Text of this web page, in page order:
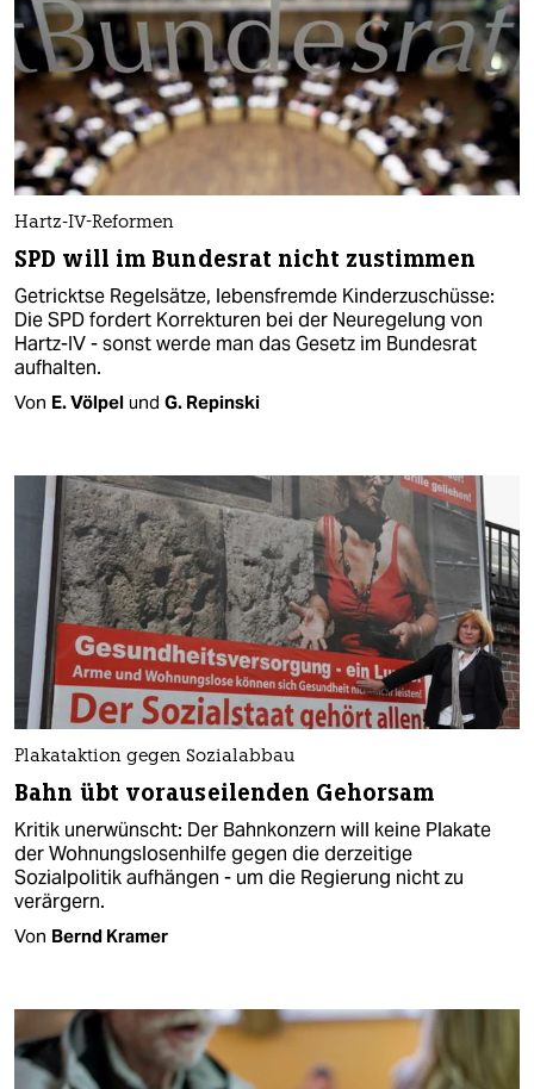
Hartz-IV-Reformen
SPD will im Bundesrat nicht zustimmen
Getricktse Regelsätze, lebensfremde Kinderzuschüsse:
Die SPD fordert Korrekturen bei der Neuregelung von
Hartz-IV - sonst werde man das Gesetz im Bundesrat
aufhalten.
Von E. Völpel und G. Repinski
Plakataktion gegen Sozialabbau
Bahn übt vorauseilenden Gehorsam
Kritik unerwünscht: Der Bahnkonzern will keine Plakate
der Wohnungslosenhilfe gegen die derzeitige
Sozialpolitik aufhängen - um die Regierung nicht zu
verärgern.
Von Bernd Kramer